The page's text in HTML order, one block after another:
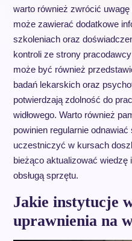
warto również zwrócić
może zawierać dodatkowe
szkoleniach oraz
kontroli ze strony
może być również
badań lekarskich oraz
potwierdzają zdolność do
widłowego. Warto również
powinien regularnie
uczestniczyć w kursach
bieżąco aktualizować wiedzę
obsługą sprzętu.
Jakie instytucje
uprawnienia na